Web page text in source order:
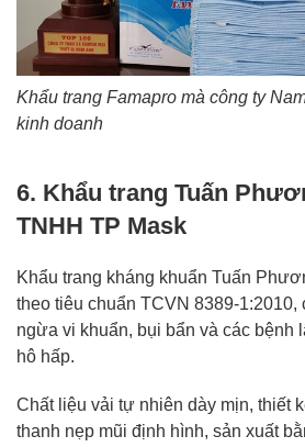
Khẩu trang Famapro mà công ty
kinh doanh
6. Khẩu trang Tuấn
TNHH TP Mask
Khẩu trang kháng khuẩn Tuấn
theo tiêu chuẩn TCVN 8389-1:2010,
ngừa vi khuẩn, bụi bẩn và các bệnh
hô hấp.
Chất liệu vải tự nhiên dày mịn, thiết
thanh nẹp mũi định hình, sản xuất